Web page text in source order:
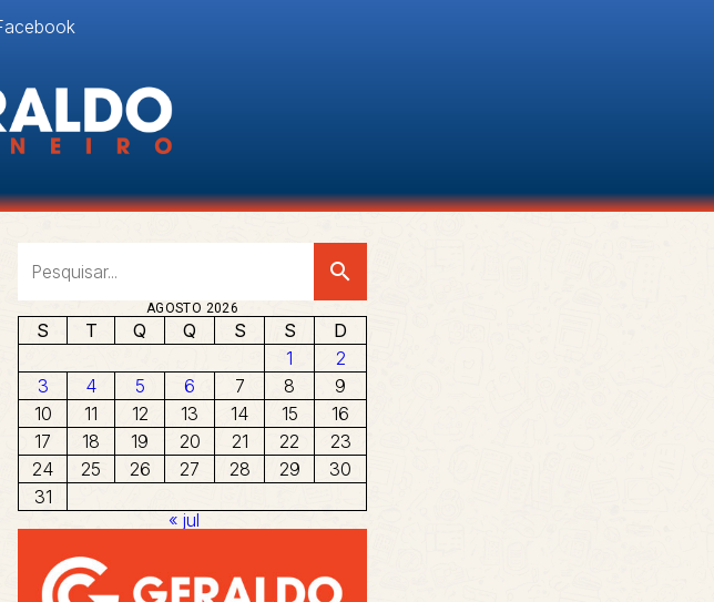
search
AGOSTO 2026
S T Q Q S S
D
1
2
3
4 5 6 7 8
9
10
11 12 13 14 15
16
17
18 19 20 21 22
23
24
25 26 27 28 29
30
31
« jul